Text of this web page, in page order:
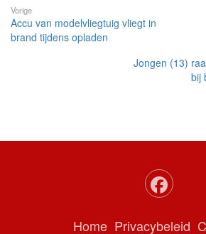
Vorige
Accu van modelvliegtuig vliegt in
brand tijdens opladen
Jongen (13)
bij
Home Privacybeleid